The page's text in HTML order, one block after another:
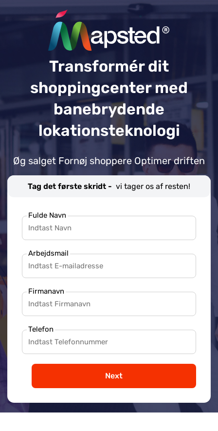
Transformér dit
shoppingcenter med
banebrydende
lokationsteknologi
Øg salget Fornøj shoppere Optimer driften
Tag det første skridt - vi tager os af resten!
Fulde Navn
Arbejdsmail
Firmanavn
Telefon
Next